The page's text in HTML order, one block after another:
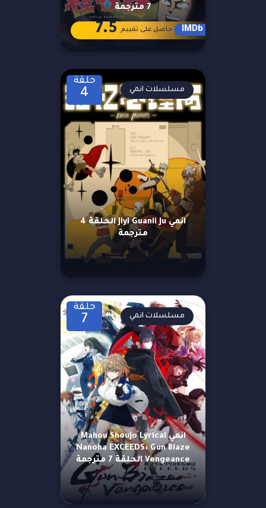
7 مترجمة
IMDb حاصل على تقييم 7.5
حلقة
4
انمي Jiyi Guanli Ju الحلقة 4
مترجمة
مسلسلات انمي
حلقة
7
انمي Mahou Shoujo Lyrical
Nanoha EXCEEDS: Gun Blaze
Vengeance الحلقة 7 مترجمة
مسلسلات انمي